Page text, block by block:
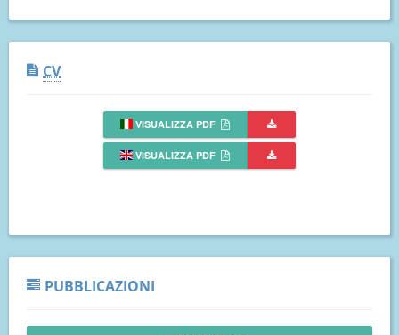
CV
VISUALIZZA PDF
VISUALIZZA PDF
PUBBLICAZIONI